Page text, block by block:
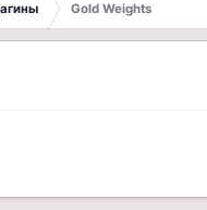
Gold Weights